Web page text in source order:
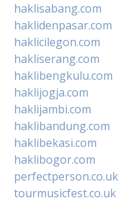
haklisabang.com
haklidenpasar.com
haklicilegon.com
hakliserang.com
haklibengkulu.com
haklijogja.com
haklijambi.com
haklibandung.com
haklibekasi.com
haklibogor.com
perfectperson.co.uk
tourmusicfest.co.uk